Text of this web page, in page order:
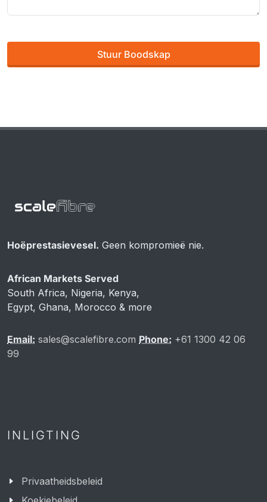
Stuur Boodskap
Hoëprestasievesel. Geen kompromieë nie.
African Markets Served
South Africa, Nigeria, Kenya,
Egypt, Ghana, Morocco & more
Email: sales@scalefibre.com Phone: +61 1300 42 06
99
INLIGTING
Privaatheidsbeleid